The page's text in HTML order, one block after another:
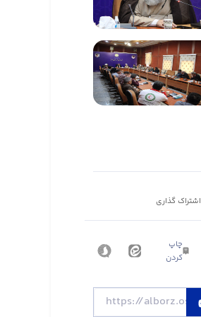
اشتراک گذاری
چاپ
کردن